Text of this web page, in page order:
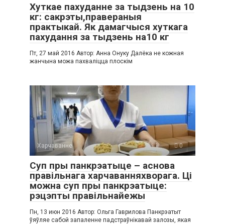
Хуткае пахуданне за тыдзень на 10
кг: сакрэты,правераныя
практыкай. Як дамагчыся хуткага
пахудання за тыдзень на10 кг
Пт, 27 май 2016 Автор: Анна Онуку Далёка не кожная
жанчына можа пахваліцца плоскім
Харчаванне 0
Суп пры панкрэатыце – аснова
правільнага харчаванняхворага. Ці
можна суп пры панкрэатыце:
рэцэпты правільнайежы
Пн, 13 июн 2016 Автор: Ольга Гаврилова Панкрэатыт
ўяўляе сабой запаленне падстраўнікавай залозы, якая